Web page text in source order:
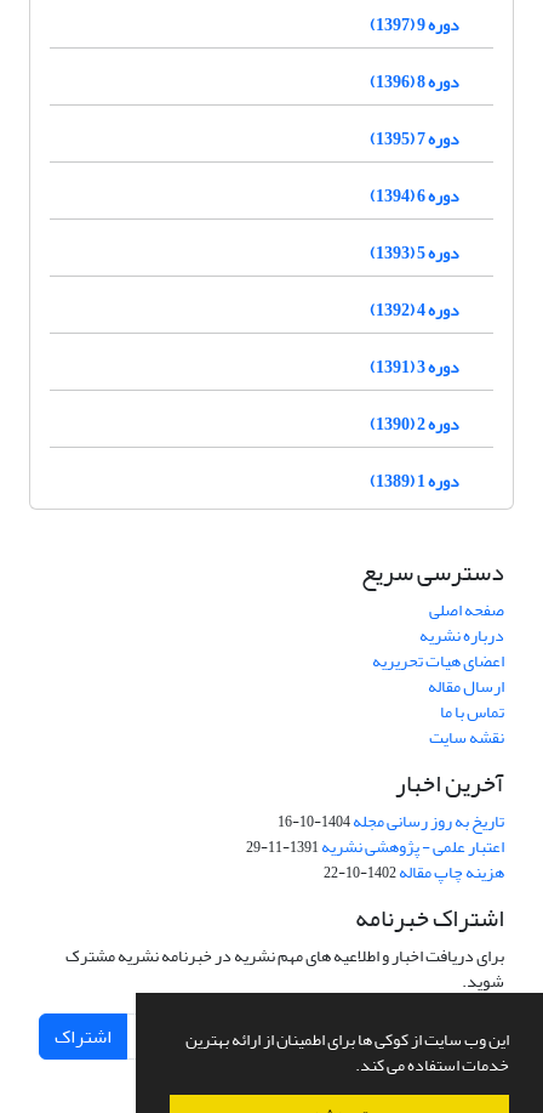
این وب سایت از کوکی ها برای اطمینان از ارائه بهترین
خدمات استفاده می کند.
دوره 9 (1397)
دوره 8 (1396)
دوره 7 (1395)
دوره 6 (1394)
دوره 5 (1393)
دوره 4 (1392)
دوره 3 (1391)
دوره 2 (1390)
دوره 1 (1389)
دسترسی سریع
صفحه اصلی
درباره نشریه
اعضای هیات تحریریه
ارسال مقاله
تماس با ما
نقشه سایت
آخرین اخبار
تاریخ به روز رسانی مجله1404-10-16
اعتبار علمی - پژوهشی نشریه1391-11-29
هزینه چاپ مقاله1402-10-22
اشتراک خبرنامه
برای دریافت اخبار و اطلاعیه های مهم نشریه در خبرنامه نشریه مشترک
شوید.
اشتراک